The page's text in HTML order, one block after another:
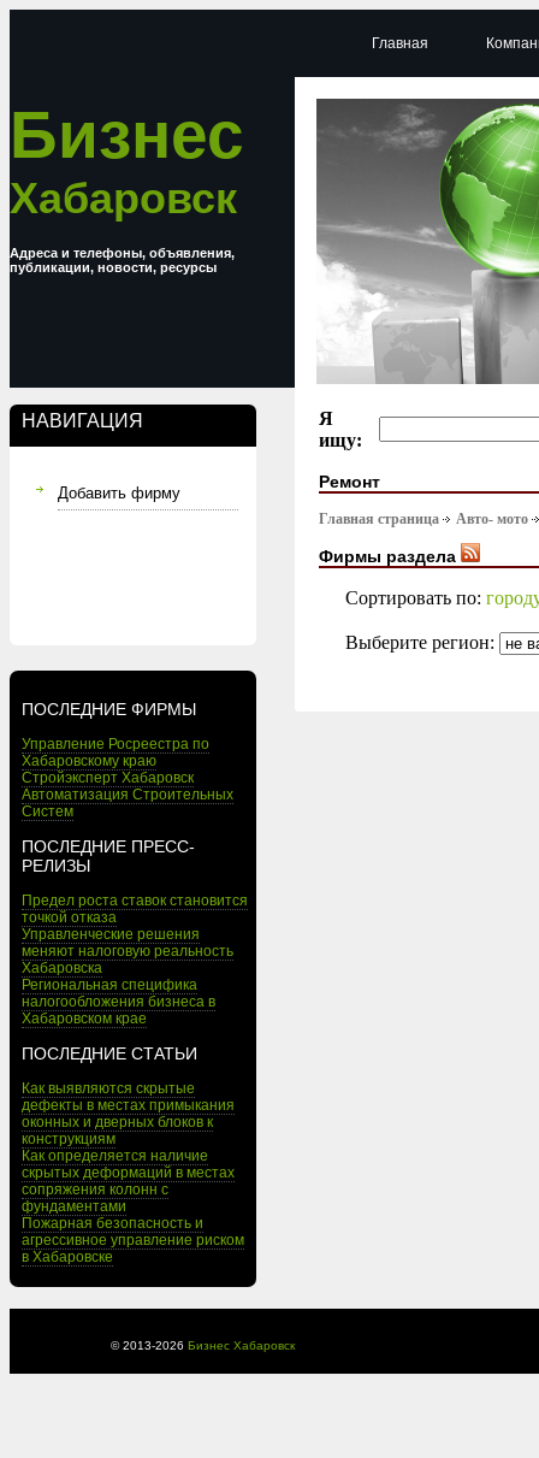
Бизнес
Хабаровск
Адреса и телефоны, объявления,
публикации, новости, ресурсы
НАВИГАЦИЯ
Добавить фирму
ПОСЛЕДНИЕ ФИРМЫ
Управление Росреестра по
Хабаровскому краю
Стройэксперт Хабаровск
Автоматизация Строительных
Систем
ПОСЛЕДНИЕ ПРЕСС-
РЕЛИЗЫ
Предел роста ставок становится
точкой отказа
Управленческие решения
меняют налоговую реальность
Хабаровска
Региональная специфика
налогообложения бизнеса в
Хабаровском крае
ПОСЛЕДНИЕ СТАТЬИ
Как выявляются скрытые
дефекты в местах примыкания
оконных и дверных блоков к
конструкциям
Как определяется наличие
скрытых деформаций в местах
сопряжения колонн с
фундаментами
Пожарная безопасность и
агрессивное управление риском
в Хабаровске
Главная
Я
ищу:
Ремонт
Главная страница Авто- мото
Фирмы раздела
Сортировать по:
Выберите регион:
© 2013-2026 Бизнес Хабаровск